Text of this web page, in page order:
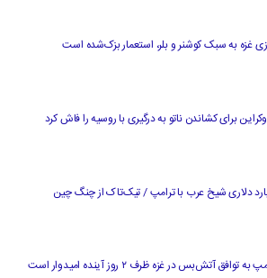
غزه به سبک کوشنر و بلر، استعمار بزک‌شده است
برای کشاندن ناتو به درگیری با روسیه را فاش کرد
۱۴ میلیارد دلاری شیخ عرب با ترامپ / تیک‌تاک از چنگ چین
آتش‌بس در غزه ظرف ۲ روز آینده امیدوار است